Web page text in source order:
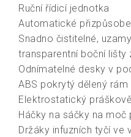
Ruční řídicí jednotka
Automatické
Snadno čistitelné,
transparentní boční lišty
Odnímatelné desky v
ABS pokrytý dělený rám
Elektrostatický
Háčky na sáčky na
Držáky infuzních tyčí ve